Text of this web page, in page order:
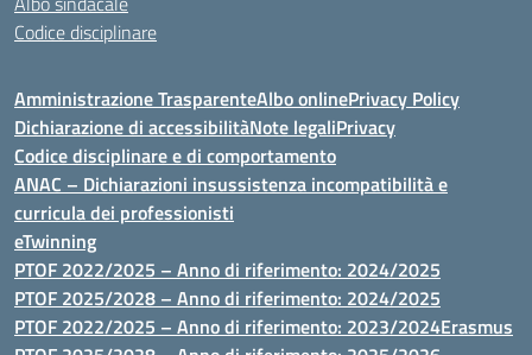
Codice disciplinare
Amministrazione TrasparenteAlbo onlinePrivacy Policy
Dichiarazione di accessibilitàNote legaliPrivacy
Codice disciplinare e di comportamento
ANAC – Dichiarazioni insussistenza incompatibilità e
curricula dei professionisti
eTwinning
PTOF 2022/2025 – Anno di riferimento: 2024/2025
PTOF 2025/2028 – Anno di riferimento: 2024/2025
PTOF 2022/2025 – Anno di riferimento: 2023/2024Erasmus